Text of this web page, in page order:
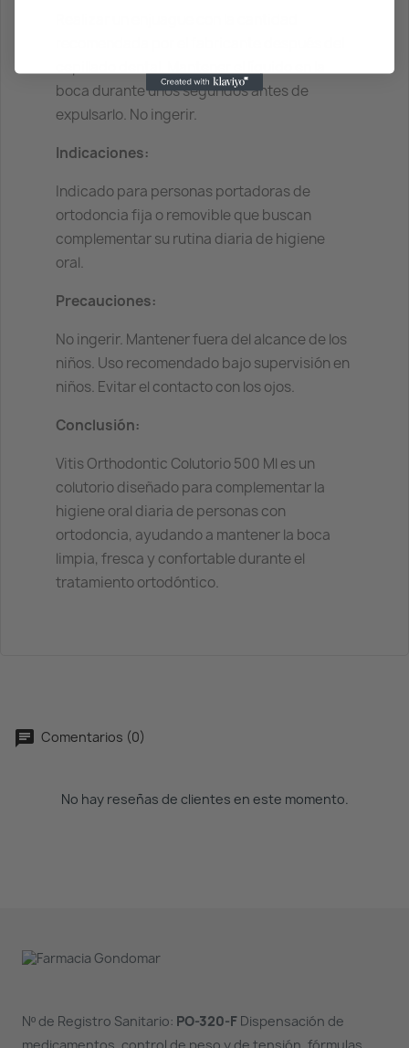
boca durante unos segundos antes de
expulsarlo. No ingerir.
Indicaciones:
Indicado para personas portadoras de
ortodoncia fija o removible que buscan
complementar su rutina diaria de higiene
oral.
Precauciones:
No ingerir. Mantener fuera del alcance de los
niños. Uso recomendado bajo supervisión en
niños. Evitar el contacto con los ojos.
Conclusión:
Vitis Orthodontic Colutorio 500 Ml es un
colutorio diseñado para complementar la
higiene oral diaria de personas con
ortodoncia, ayudando a mantener la boca
limpia, fresca y confortable durante el
tratamiento ortodóntico.
Comentarios (0)
No hay reseñas de clientes en este momento.
Nº de Registro Sanitario: PO-320-FDispensación de